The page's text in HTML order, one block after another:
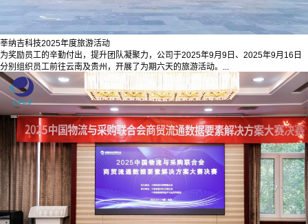
莘纳吉科技2025年度旅游活动
为奖励员工的辛勤付出，提升团队凝聚力，公司于2025年9月9日、2025年9月16日
分别组织员工前往云南及贵州，开展了为期六天的旅游活动。...